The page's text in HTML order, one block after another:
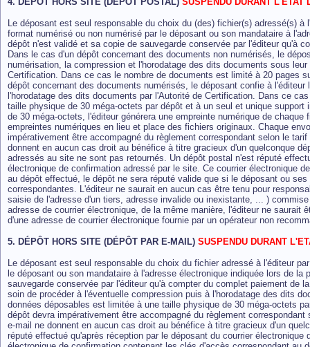
Le déposant est seul responsable du choix du (des) fichier(s) adressé(s)
format numérisé ou non numérisé par le déposant ou son mandataire à
dépôt n'est validé et sa copie de sauvegarde conservée par l'éditeur qu'à
Dans le cas d'un dépôt concernant des documents non numérisés, le
numérisation, la compression et l'horodatage des dits documents sous
Certification. Dans ce cas le nombre de documents est limité à 20 pages
dépôt concernant des documents numérisés, le déposant confie à
l'horodatage des dits documents par l'Autorité de Certification. Dans ce
taille physique de 30 méga-octets par dépôt et à un seul et unique
de 30 méga-octets, l'éditeur générera une empreinte numérique de
empreintes numériques en lieu et place des fichiers originaux. Chaque
impérativement être accompagné du règlement correspondant selon le tarif
donnent en aucun cas droit au bénéfice à titre gracieux d'un quelconque
adressés au site ne sont pas retournés. Un dépôt postal n'est réputé
électronique de confirmation adressé par le site. Ce courrier électronique
au dépôt effectué, le dépôt ne sera réputé valide que si le déposant ou
correspondantes. L'éditeur ne saurait en aucun cas être tenu pour
saisie de l'adresse d'un tiers, adresse invalide ou inexistante, ... )
adresse de courrier électronique, de la même manière, l'éditeur ne saurait
d'une adresse de courrier électronique fournie par un opérateur non
5. DÉPÔT HORS SITE (DÉPÔT PAR E-MAIL) SUSPENDU DURANT
Le déposant est seul responsable du choix du fichier adressé à l'éditeur
le déposant ou son mandataire à l'adresse électronique indiquée lors de
sauvegarde conservée par l'éditeur qu'à compter du complet paiement de
soin de procéder à l'éventuelle compression puis à l'horodatage des dits
données déposables est limitée à une taille physique de 30 méga-octets
dépôt devra impérativement être accompagné du règlement
e-mail ne donnent en aucun cas droit au bénéfice à titre gracieux d'un
réputé effectué qu'après réception par le déposant du courrier